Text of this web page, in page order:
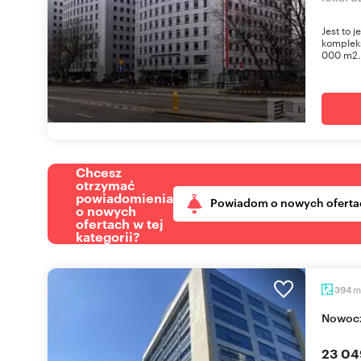
Jest to
000
Chcesz
otrzymać
powiadomienia
o nowych
ofertach w tej
kategorii?
Powiadom o nowych
394 m
23